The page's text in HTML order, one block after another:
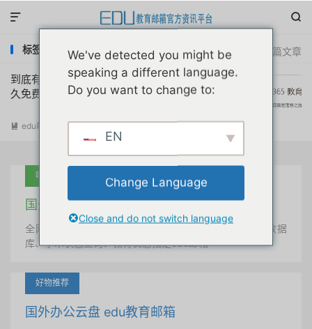


共 1 篇文章
标签：哥伦比亚大学校友邮箱office365
到底有没有office365教育版a1p桌面版永
久免费的无管理员账号经验分享
 edu邮箱资讯 阅读(14560)
吐血推荐
国外学术美国 edu教育邮箱
全网唯一首发、自定义用户名、终身使用、学术文献数据
库、学术状态查询、教育优惠指定edu邮箱
好物推荐
国外办公云盘 edu教育邮箱
We've detected you might be
speaking a different language.
Do you want to change to:
EN
Change Language
Close and do not switch language